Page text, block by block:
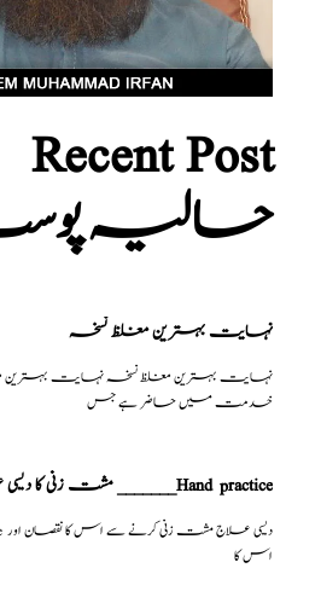
Recent Post
حالیہ
نہایت بہترین مغلظ نسخہ
نہایت بہترین مغلظ نسخہ نہایت
خدمت میں حاضر ہے جس
مشت زنی کا دیسی علاج _______Hand practice
اس کا